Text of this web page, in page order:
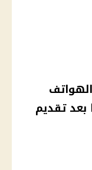
بعد تقديم